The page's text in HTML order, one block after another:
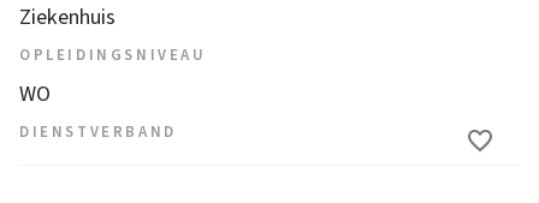
Ziekenhuis
OPLEIDINGSNIVEAU
WO
DIENSTVERBAND